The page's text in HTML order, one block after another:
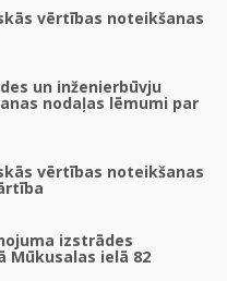
vērtības noteikšanas
un inženierbūvju
nodaļas lēmumi par
vērtības noteikšanas
izstrādes
Mūkusalas ielā 82